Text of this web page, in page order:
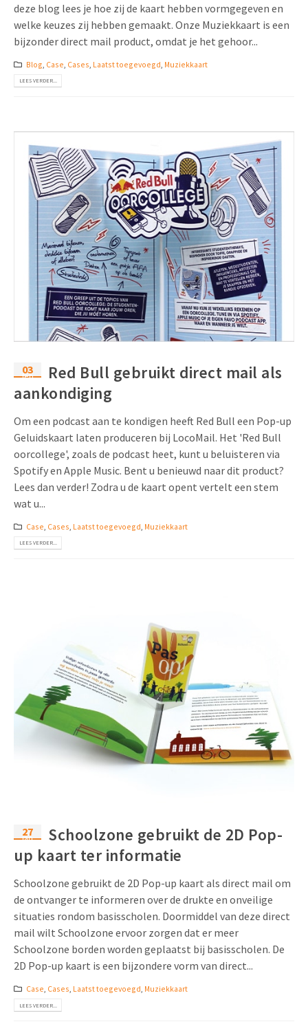
deze blog lees je hoe zij de kaart hebben vormgegeven en
welke keuzes zij hebben gemaakt. Onze Muziekkaart is een
bijzonder direct mail product, omdat je het gehoor...
Blog, Case, Cases, Laatst toegevoegd, Muziekkaart
LEES VERDER...
03
feb
Red Bull gebruikt direct mail als
aankondiging
Om een podcast aan te kondigen heeft Red Bull een Pop-up
Geluidskaart laten produceren bij LocoMail. Het 'Red Bull
oorcollege', zoals de podcast heet, kunt u beluisteren via
Spotify en Apple Music. Bent u benieuwd naar dit product?
Lees dan verder! Zodra u de kaart opent vertelt een stem
wat u...
Case, Cases, Laatst toegevoegd, Muziekkaart
LEES VERDER...
27
jan
Schoolzone gebruikt de 2D Pop-
up kaart ter informatie
Schoolzone gebruikt de 2D Pop-up kaart als direct mail om
de ontvanger te informeren over de drukte en onveilige
situaties rondom basisscholen. Doormiddel van deze direct
mail wilt Schoolzone ervoor zorgen dat er meer
Schoolzone borden worden geplaatst bij basisscholen. De
2D Pop-up kaart is een bijzondere vorm van direct...
Case, Cases, Laatst toegevoegd, Muziekkaart
LEES VERDER...